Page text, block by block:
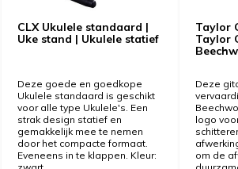
CLX Ukulele standaard |
Uke stand | Ukulele statief
Deze goede en goedkope
Ukulele standaard is geschikt
voor alle type Ukulele's. Een
strak design statief en
gemakkelijk mee te nemen
door het compacte formaat.
Eveneens in te klappen. Kleur:
Taylor
Taylor
Deze
logo
om de